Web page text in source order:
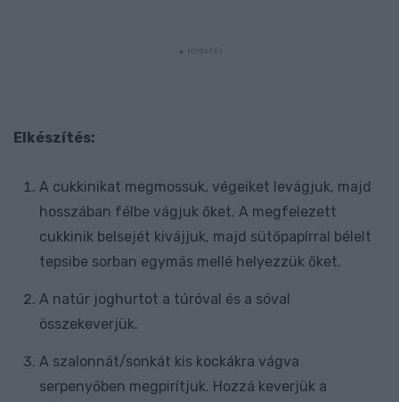
Elkészítés:
A cukkinikat megmossuk, végeiket levágjuk, majd
hosszában félbe vágjuk őket. A megfelezett
cukkinik belsejét kivájjuk, majd sütőpapírral bélelt
tepsibe sorban egymás mellé helyezzük őket.
A natúr joghurtot a túróval és a sóval
összekeverjük.
A szalonnát/sonkát kis kockákra vágva
serpenyőben megpirítjuk. Hozzá keverjük a